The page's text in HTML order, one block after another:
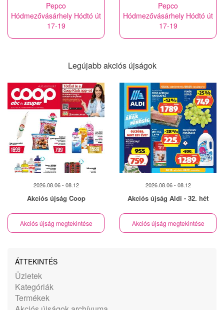
Pepco
Hódmezővásárhely Hódtó út
17-19
Pepco
Hódmezővásárhely Hódtó út
17-19
Legújabb akciós újságok
2026.08.06 - 08.12
Akciós újság Coop
Akciós újság megtekintése
2026.08.06 - 08.12
Akciós újság Aldi - 32. hét
Akciós újság megtekintése
ÁTTEKINTÉS
Üzletek
Kategóriák
Termékek